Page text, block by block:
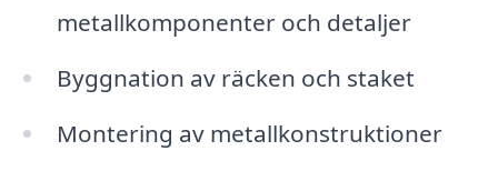
metallkomponenter och detaljer
Byggnation av räcken och staket
Montering av metallkonstruktioner